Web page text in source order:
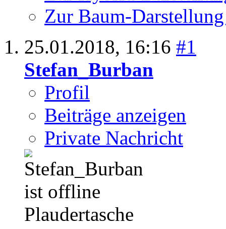
Zur Baum-
25.01.2018, 16:16 #1
Stefan_Burban
Profil
Beiträge anzeigen
Private Nachricht
Plaudertasche